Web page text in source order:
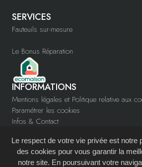
SERVICES
Fauteuils sur-mesure
Le Bonus Réparation
INFORMATIONS
Mentions légales et Politique relative aux
Paramétrer les cookies
Infos & Contact
Devenir partenaire
Le respect de votre vie privée est notre
des cookies pour vous garantir la
notre site. En poursuivant votre